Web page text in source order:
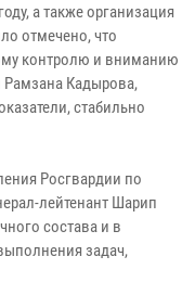
а также организация
отмечено, что
контролю и вниманию
Рамзана Кадырова,
стабильно
Росгвардии по
лейтенант Шарип
состава и в
задач,